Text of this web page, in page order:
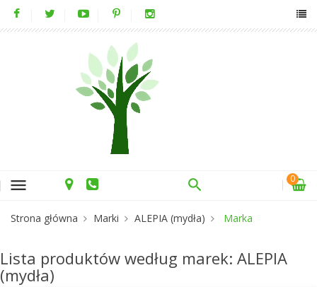
menu 0
Strona główna Marki ALEPIA (mydła) Marka
Lista produktów według marek: ALEPIA
(mydła)